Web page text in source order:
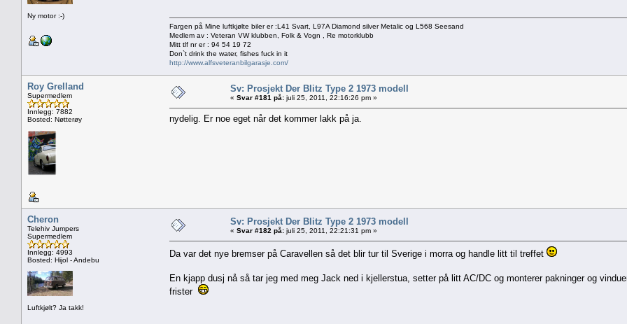
Ny motor :-)
Fargen på Mine luftkjølte biler er :L41 Svart, L97A Diamond silver Metalic og L568 Seesand
Medlem av : Veteran VW klubben, Folk & Vogn , Re motorklubb
Mitt tlf nr er : 94 54 19 72
Don`t drink the water, fishes fuck in it
http://www.alfsveteranbilgarasje.com/
Roy Grelland
Supermedlem
Innlegg: 7882
Bosted: Nøtterøy
Sv: Prosjekt Der Blitz Type 2 1973 modell
« Svar #181 på: juli 25, 2011, 22:16:26 pm »
nydelig. Er noe eget når det kommer lakk på ja.
Cheron
Telehiv Jumpers
Supermedlem
Innlegg: 4993
Bosted: Hijol - Andebu
Luftkjølt? Ja takk!
Sv: Prosjekt Der Blitz Type 2 1973 modell
« Svar #182 på: juli 25, 2011, 22:21:31 pm »
Da var det nye bremser på Caravellen så det blir tur til Sverige i morra og handle litt til treffet
En kjapp dusj nå så tar jeg med meg Jack ned i kjellerstua, setter på litt AC/DC og monterer pakninger og
frister